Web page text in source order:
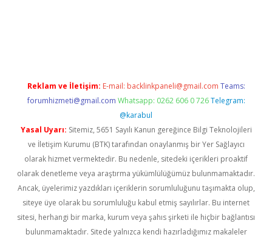
Reklam ve İletişim: E-mail: backlinkpaneli@gmail.com Teams:
forumhizmeti@gmail.com Whatsapp: 0262 606 0 726 Telegram:
@karabul
Yasal Uyarı: Sitemiz, 5651 Sayılı Kanun gereğince Bilgi Teknolojileri
ve İletişim Kurumu (BTK) tarafından onaylanmış bir Yer Sağlayıcı
olarak hizmet vermektedir. Bu nedenle, sitedeki içerikleri proaktif
olarak denetleme veya araştırma yükümlülüğümüz bulunmamaktadır.
Ancak, üyelerimiz yazdıkları içeriklerin sorumluluğunu taşımakta olup,
siteye üye olarak bu sorumluluğu kabul etmiş sayılırlar. Bu internet
sitesi, herhangi bir marka, kurum veya şahıs şirketi ile hiçbir bağlantısı
bulunmamaktadır. Sitede yalnızca kendi hazırladığımız makaleler